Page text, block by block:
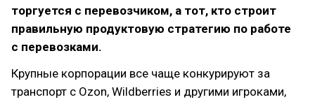
торгуется с перевозчиком, а тот, кто строит
правильную продуктовую стратегию по работе
с перевозками.
Крупные корпорации все чаще конкурируют за
транспорт с Ozon, Wildberries и другими игроками,